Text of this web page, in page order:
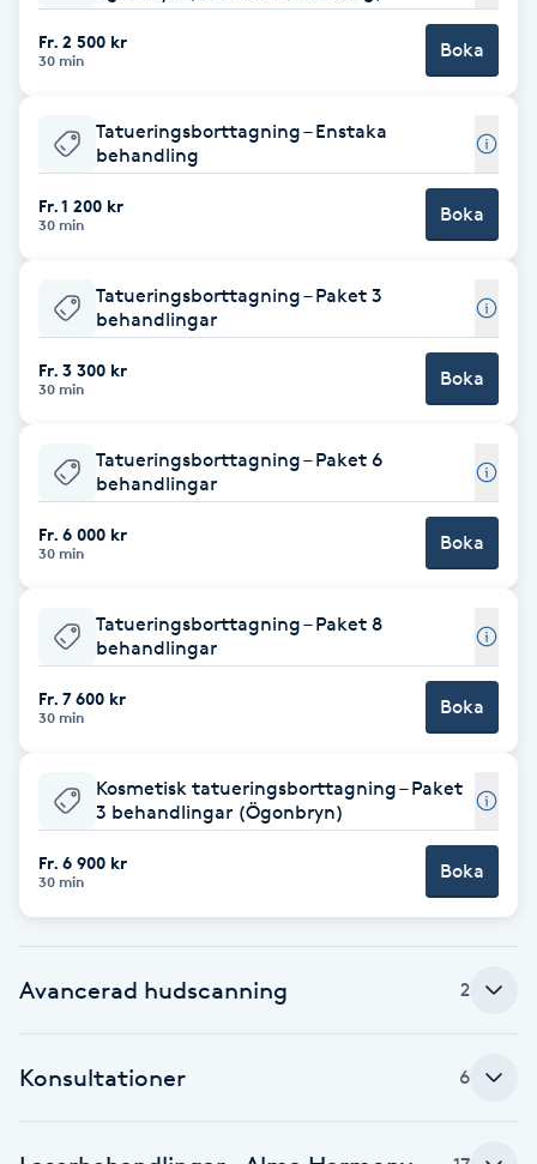
Cryoterapi
Dermapen
Diamantslipning
Enzympeeling
Extensions
Extensions borttagning
Eyeliner-tatuering
Face framing
Faceliftmassage
Fet hårbotten
Fettreducering
Fibromassage
Fotmassage
Fr. 2 500 kr
30 min Boka
Tatueringsborttagning – Enstaka
behandling
Fr. 1 200 kr
30 min Boka
Tatueringsborttagning – Paket 3
behandlingar
Fr. 3 300 kr
30 min Boka
Tatueringsborttagning – Paket 6
behandlingar
Fr. 6 000 kr
30 min Boka
Tatueringsborttagning – Paket 8
behandlingar
Fr. 7 600 kr
30 min Boka
Kosmetisk tatueringsborttagning – Paket
3 behandlingar (Ögonbryn)
Fr. 6 900 kr
30 min Boka
Avancerad hudscanning 2
Konsultationer 6